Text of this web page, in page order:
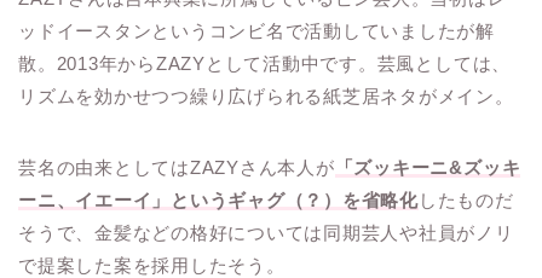
ッドイースタンというコンビ名で活動していましたが解
散。2013年からZAZYとして活動中です。芸風としては、
リズムを効かせつつ繰り広げられる紙芝居ネタがメイン。
芸名の由来としてはZAZYさん本人が 「ズッキーニ&ズッキ
ーニ、イエーイ」というギャグ（？）を省略化したものだ
そうで、金髪などの格好については同期芸人や社員がノリ
で提案した案を採用したそう。